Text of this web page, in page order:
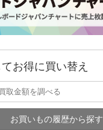
お得に買い替え
お買いもの履歴から探す